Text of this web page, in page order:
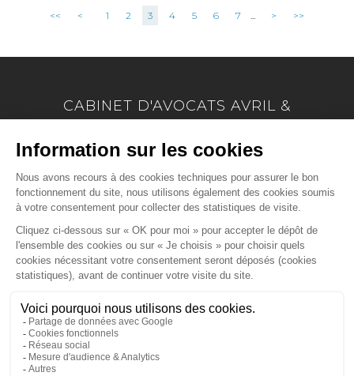
<< < 1 2 3 4 5 6 7 > >>
CABINET D'AVOCATS AVRIL &
22042 SAINT BRIEUC
02 96 33 60 24 Fax : 02 96 33 74 66
NOUS LOCALISER
ACCUEIL PRÉSENTATION